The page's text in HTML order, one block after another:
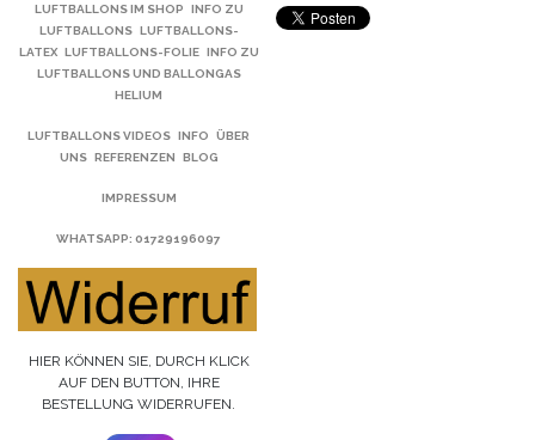
LUFTBALLONS IM SHOP
INFO ZU
LUFTBALLONS LUFTBALLONS-
LATEX LUFTBALLONS-FOLIE INFO ZU
LUFTBALLONS UND BALLONGAS
HELIUM
LUFTBALLONS VIDEOS INFO
ÜBER
UNS REFERENZEN BLOG
IMPRESSUM
WHATSAPP: 01729196097
HIER KÖNNEN SIE, DURCH KLICK
AUF DEN BUTTON, IHRE
BESTELLUNG WIDERRUFEN.